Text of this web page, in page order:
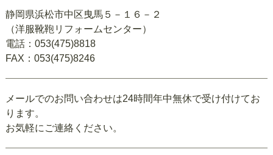
静岡県浜松市中区曳馬５－１６－２
（洋服靴鞄リフォームセンター）
電話：053(475)8818
FAX：053(475)8246
メールでのお問い合わせは24時間年中無休で受け付けてお
ります。
お気軽にご連絡ください。